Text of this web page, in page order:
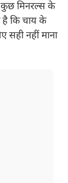
मिनरल्स के
कि चाय के
सही नहीं माना